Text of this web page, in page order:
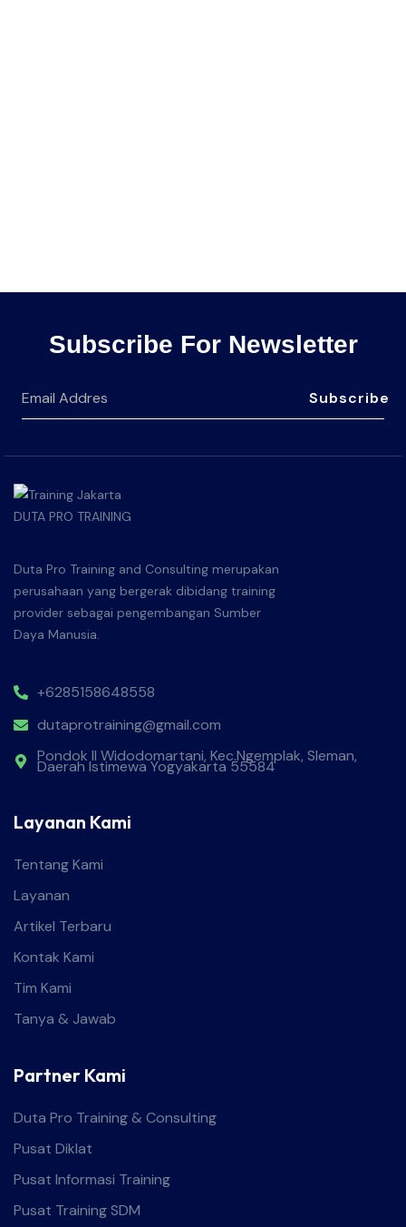
Subscribe For Newsletter
Subscribe
Duta Pro Training and Consulting merupakan
perusahaan yang bergerak dibidang training
provider sebagai pengembangan Sumber
Daya Manusia.
+6285158648558
dutaprotraining@gmail.com
Pondok II Widodomartani, Kec.Ngemplak, Sleman,
Daerah Istimewa Yogyakarta 55584
Layanan Kami
Tentang Kami
Layanan
Artikel Terbaru
Kontak Kami
Tim Kami
Tanya & Jawab
Partner Kami
Duta Pro Training & Consulting
Pusat Diklat
Pusat Informasi Training
Pusat Training SDM